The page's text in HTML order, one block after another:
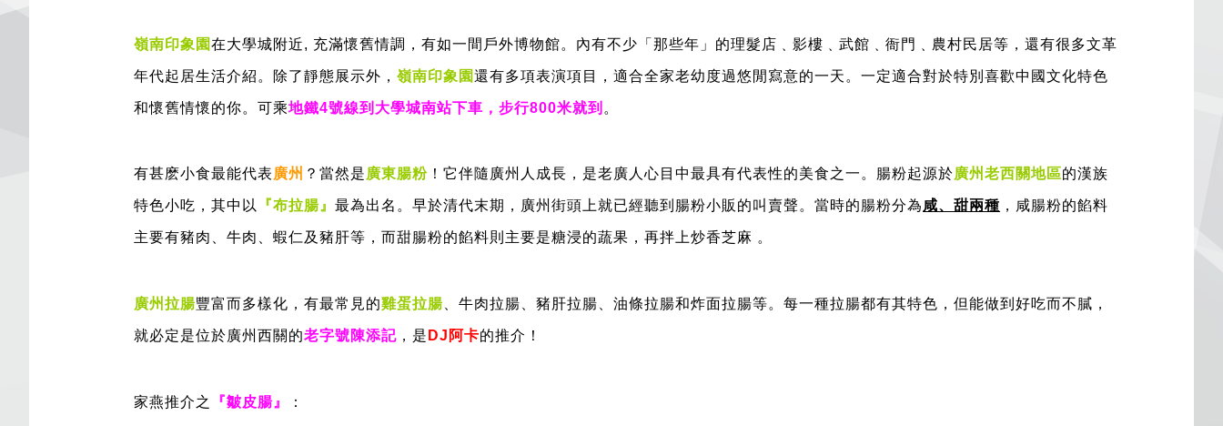
嶺南印象園在大學城附近, 充滿懷舊情調，有如一間戶外博物館。內有不少「那些年」的理髮店﹑影樓﹑武館﹑衙門﹑農村民居等，還有很多文革
年代起居生活介紹。除了靜態展示外， 嶺南印象園還有多項表演項目，適合全家老幼度過悠閒寫意的一天。一定適合對於特別喜歡中國文化特色
和懷舊情懷的你。可乘地鐵4號線到大學城南站下車，步行800米就到 。
有甚麽小食最能代表 廣州 ？當然是 廣東腸粉 ！它伴隨廣州人成長，是老廣人心目中最具有代表性的美食之一。腸粉起源於廣州老西關地區的漢族
特色小吃，其中以 『布拉腸』 最為出名。早於清代末期，廣州街頭上就已經聽到腸粉小販的叫賣聲。當時的腸粉分為 咸、甜兩種 ，咸腸粉的餡料
主要有豬肉、牛肉、蝦仁及豬肝等，而甜腸粉的餡料則主要是糖浸的蔬果，再拌上炒香芝麻 。
廣州拉腸豐富而多樣化，有最常見的雞蛋拉腸 、牛肉拉腸、豬肝拉腸、油條拉腸和炸面拉腸等。每一種拉腸都有其特色，但能做到好吃而不膩，
就必定是位於廣州西關的老字號陳添記 ，是 DJ阿卡的推介！
家燕推介之 『皺皮腸』 ：